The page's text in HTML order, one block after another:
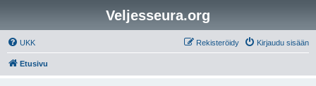
Veljesseura.org
UKK Kirjaudu sisään
Rekisteröidy
Etusivu